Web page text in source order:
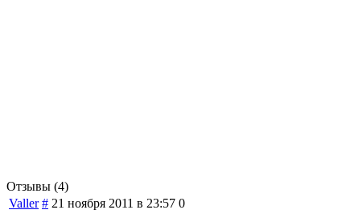
Отзывы (4)
Valler # 21 ноября 2011 в 23:57 0